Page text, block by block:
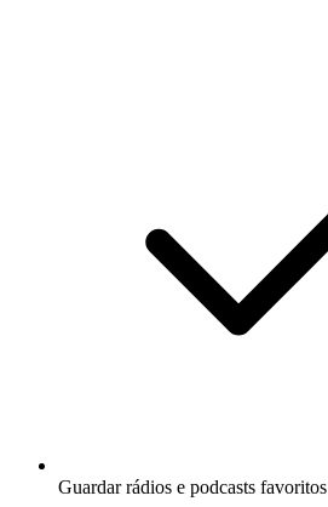
Guardar rádios e podcasts favoritos